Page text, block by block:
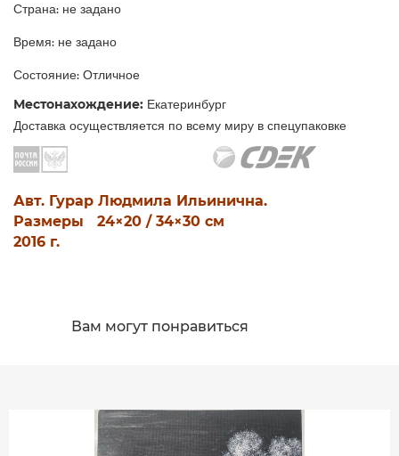
Страна: не задано
Время: не задано
Состояние: Отличное
Местонахождение: Екатеринбург
Доставка осуществляется по всему миру в спецупаковке
Авт. Гурар Людмила Ильинична.
Размеры 24×20 / 34×30 см
2016 г.
Вам могут понравиться